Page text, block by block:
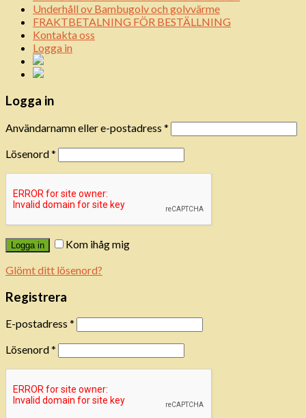
Underhåll ov Bambugolv och golvvärme
FRAKTBETALNING FÖR BESTÄLLNING
Kontakta oss
Logga in
Logga in
Användarnamn eller e-postadress *
Lösenord*
Logga in
Kom ihåg mig
Glömt ditt lösenord?
Registrera
E-postadress *
Lösenord*